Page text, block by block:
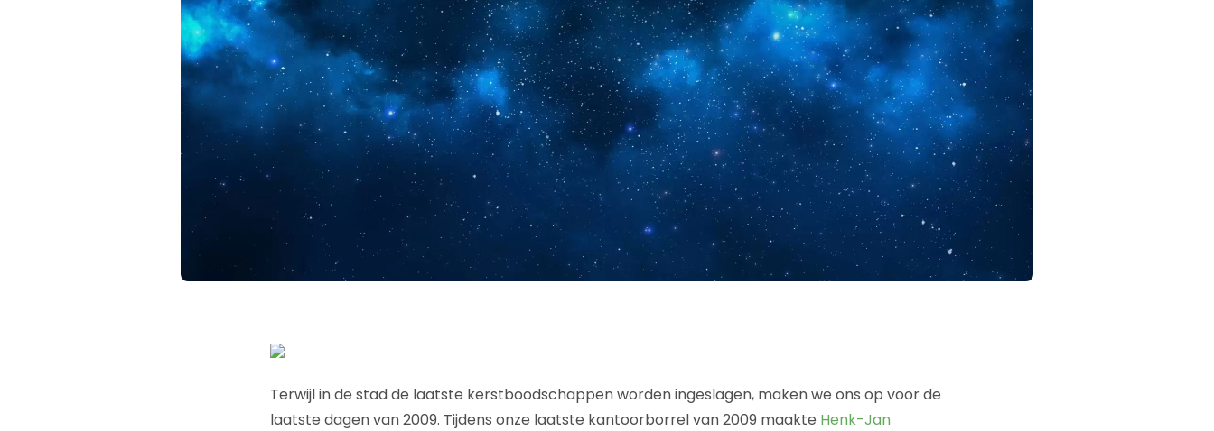
Terwijl in de stad de laatste kerstboodschappen worden ingeslagen, maken we ons op voor de
laatste dagen van 2009. Tijdens onze laatste kantoorborrel van 2009 maakte Henk-Jan